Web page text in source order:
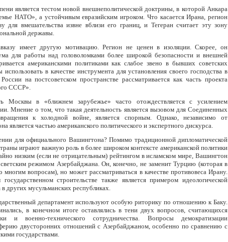
является тестом новой внешнеполитической доктрины, в которой Анкара
НАТО», а устойчивым евразийским игроком. Что касается Ирана, регион
для вмешательства извне вблизи его границ, и Тегеран считает эту зону
державы.
имеет другую мотивацию. Регион не ценен в изоляции. Скорее, он
для работы над головоломками более широкой безопасности и внешней
американскими политиками как слабое звено в бывших советских
в качестве инструмента для установления своего господства в
на постсоветском пространстве рассматривается как часть проекта
СССР».
Москвы в «ближнем зарубежье» часто отождествляется с усилением
Мнение о том, что такая деятельность является вызовом для Соединенных
к холодной войне, является спорным. Однако, независимо от
является частью американского политического и экспертного дискурса.
для официального Вашингтона? Помимо традиционной дипломатической
играют важную роль в более широком контексте американской политики
низким (если не отрицательным) рейтингом в исламском мире, Вашингтон
светским режимом Азербайджана. Он, конечно, не заменит Турцию (которая в
вопросам), но может рассматриваться в качестве противовеса Ирану.
строительстве также является примером идеологической
других мусульманских республиках.
департамент используют особую риторику по отношению к Баку.
в конечном итоге оставлялись в тени двух вопросов, считающихся
и военно-технического сотрудничества. Вопросы демократизации
двусторонних отношений с Азербайджаном, особенно по сравнению с
государствами.